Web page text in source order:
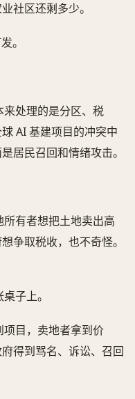
社区还剩多少。
。
处理的是分区、税
AI 基建项目的冲突中
居民召回和情绪攻击。
有者想把土地卖出高
争取税收，也不奇怪。
子上。
目，卖地者拿到价
得到骂名、诉讼、召回